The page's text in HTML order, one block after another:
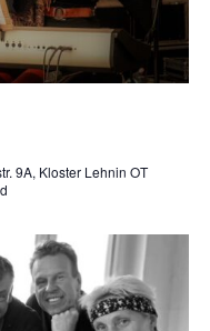
9A, Kloster Lehnin OT